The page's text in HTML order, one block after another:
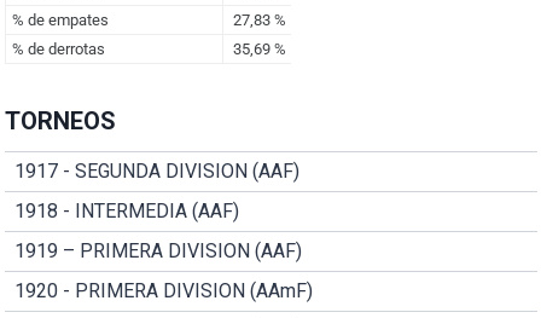
TORNEOS
1917 - SEGUNDA DIVISION (AAF)
1918 - INTERMEDIA (AAF)
1919 – PRIMERA DIVISION (AAF)
1920 - PRIMERA DIVISION (AAmF)